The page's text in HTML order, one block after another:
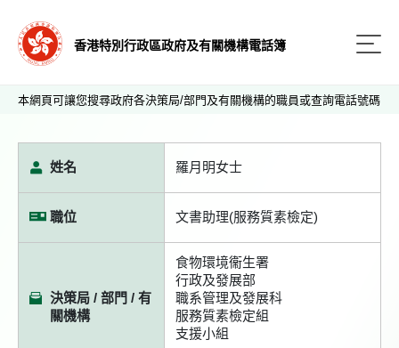
香港特別行政區政府及有關機構電話簿
本網頁可讓您搜尋政府各決策局/部門及有關機構的職員或查詢電話號碼
姓名 羅月明女士
職位 文書助理(服務質素檢定)
決策局 / 部門 / 有
關機構
食物環境衞生署
行政及發展部
職系管理及發展科
服務質素檢定組
支援小組